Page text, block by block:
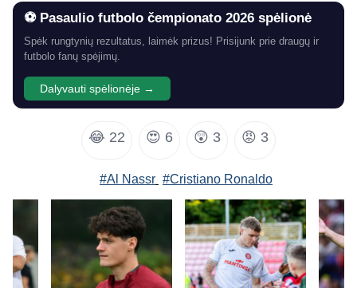
⚽ Pasaulio futbolo čempionato 2026 spėlionė
Spėk rungtynių rezultatus, laimėk prizus! Prisijunk prie draugų ir
futbolo fanų spėjimų.
Dalyvauti spėlionėje →
😂 22 😍 6 😲 3 😡 3
#Al Nassr #Cristiano Ronaldo